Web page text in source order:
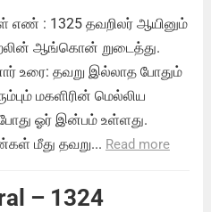
எண் : 1325 தவறிலர் ஆயினும்
ஆங்கொன் றுடைத்து.
உரை: தவறு இல்லாத போதும்
மகளிரின் மெல்லிய
ஓர் இன்பம் உள்ளது.
மீது தவறு... Read more
– 1324